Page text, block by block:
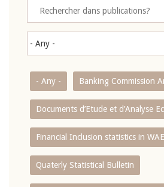
- Any - Banking Commission
Documents d’Etude et d’Analyse
Financial Inclusion statistics in
Quaterly Statistical Bulletin